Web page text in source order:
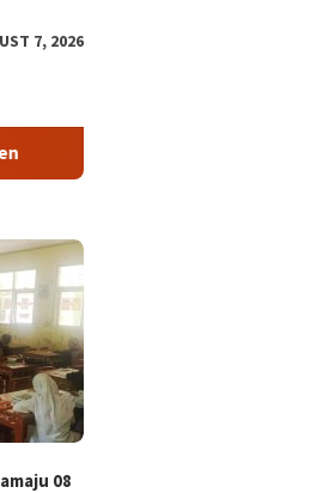
7, 2026
Atlet NPCI Kabupaten Bogor Sabet
08